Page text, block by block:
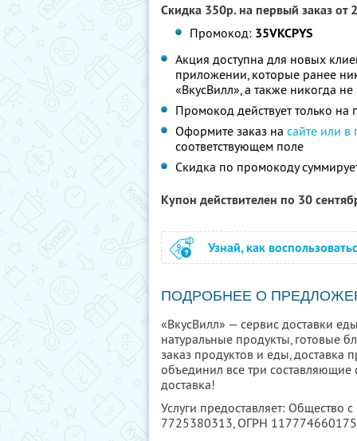
Скидка 350р. на первый заказ от
Промокод: 35VKCPYS
Акция доступна для новых
приложении, которые ранее
«ВкусВилл», а также никогда
Промокод действует только на
Оформите заказ на сайте или
соответствующем поле
Скидка по промокоду
Купон действителен по 30
Узнай, как
ПОДРОБНЕЕ О
«ВкусВилл» — сервис доставки
натуральные продукты, готовые
заказ продуктов и еды, доставка
объединил все три составляющие
доставка!
Услуги предоставляет: Общество
7725380313, ОГРН